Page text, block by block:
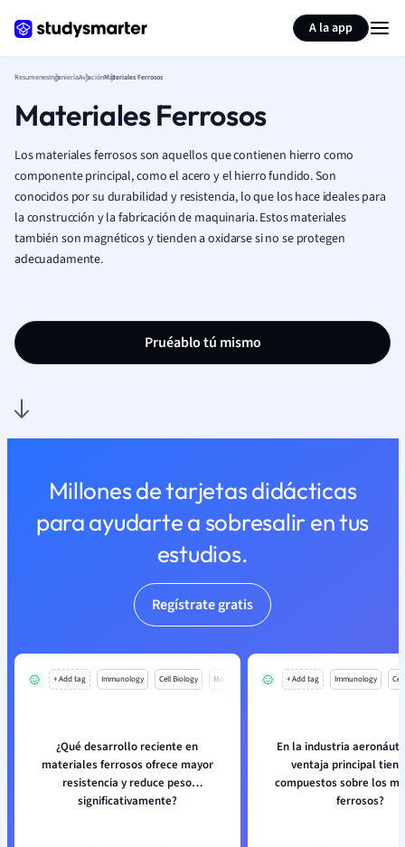
A la app
ResumenesIngenieríaAviaciónMateriales Ferrosos
Materiales Ferrosos
Los materiales ferrosos son aquellos que contienen hierro como
componente principal, como el acero y el hierro fundido. Son
conocidos por su durabilidad y resistencia, lo que los hace ideales para
la construcción y la fabricación de maquinaria. Estos materiales
también son magnéticos y tienden a oxidarse si no se protegen
adecuadamente.
Pruéablo tú mismo
Millones de tarjetas didácticas
para ayudarte a sobresalir en tus
estudios.
Regístrate gratis
+ Add tag Immunology Cell Biology Mo
¿Qué desarrollo reciente en
materiales ferrosos ofrece mayor
resistencia y reduce peso
significativamente?
+ Add tag Immunology
En la industria
ventaja principal
compuestos sobre los
ferrosos?
Resumir página